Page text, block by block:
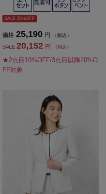
SALE 20%OFF
価格 25,190 円 （税込）
SALE 20,152 円 （税込）
★2点目10%OFF/3点目以降20%O
FF対象